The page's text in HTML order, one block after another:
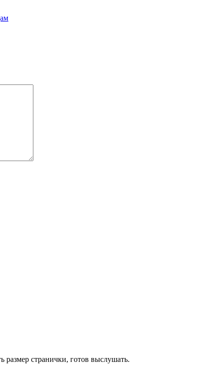
размер странички, готов выслушать.